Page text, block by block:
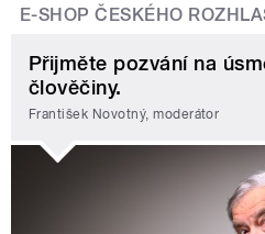
E-SHOP ČESKÉHO
Přijměte pozvání na
člověčiny.
František Novotný, moderátor